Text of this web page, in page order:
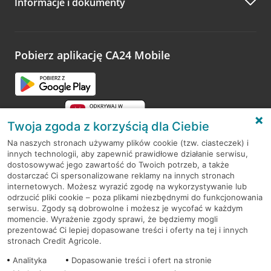
Zachęcamy do podzielenia się z nami opinią o wizycie.
opinie.
Pobierz aplikację CA24 Mobile
RODO
Regulamin serwisu
Mapa serwisu
PolitykaCookies
Twoja zgoda z korzyścią dla Ciebie
Na naszych stronach używamy plików cookie (tzw. ciasteczek) i
innych technologii, aby zapewnić prawidłowe działanie serwisu,
dostosowywać jego zawartość do Twoich potrzeb, a także
dostarczać Ci spersonalizowane reklamy na innych stronach
internetowych. Możesz wyrazić zgodę na wykorzystywanie lub
odrzucić pliki cookie – poza plikami niezbędnymi do funkcjonowania
serwisu. Zgody są dobrowolne i możesz je wycofać w każdym
momencie. Wyrażenie zgody sprawi, że będziemy mogli
prezentować Ci lepiej dopasowane treści i oferty na tej i innych
stronach Credit Agricole.
Analityka
Dopasowanie treści i ofert na stronie